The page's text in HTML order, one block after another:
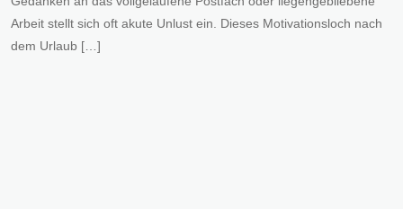
Arbeit stellt sich oft akute Unlust ein. Dieses Motivationsloch nach
dem Urlaub […]